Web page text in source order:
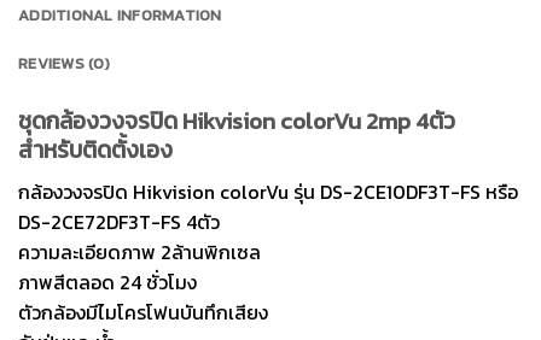
ADDITIONAL INFORMATION
REVIEWS (0)
ชุดกล้องวงจรปิด Hikvision colorVu 2mp 4ตัว
สำหรับติดตั้งเอง
กล้องวงจรปิด Hikvision colorVu รุ่น DS-2CE10DF3T-FS หรือ
DS-2CE72DF3T-FS 4ตัว
ความละเอียดภาพ 2ล้านพิกเซล
ภาพสีตลอด 24 ชั่วโมง
ตัวกล้องมีไมโครโฟนบันทึกเสียง